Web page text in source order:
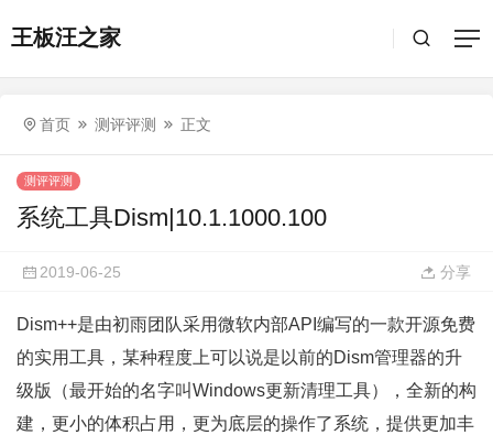
王板汪之家
首页 测评评测 正文
测评评测
系统工具Dism|10.1.1000.100
2019-06-25 分享
Dism++是由初雨团队采用微软内部API编写的一款开源免费
的实用工具，某种程度上可以说是以前的Dism管理器的升
级版（最开始的名字叫Windows更新清理工具），全新的构
建，更小的体积占用，更为底层的操作了系统，提供更加丰